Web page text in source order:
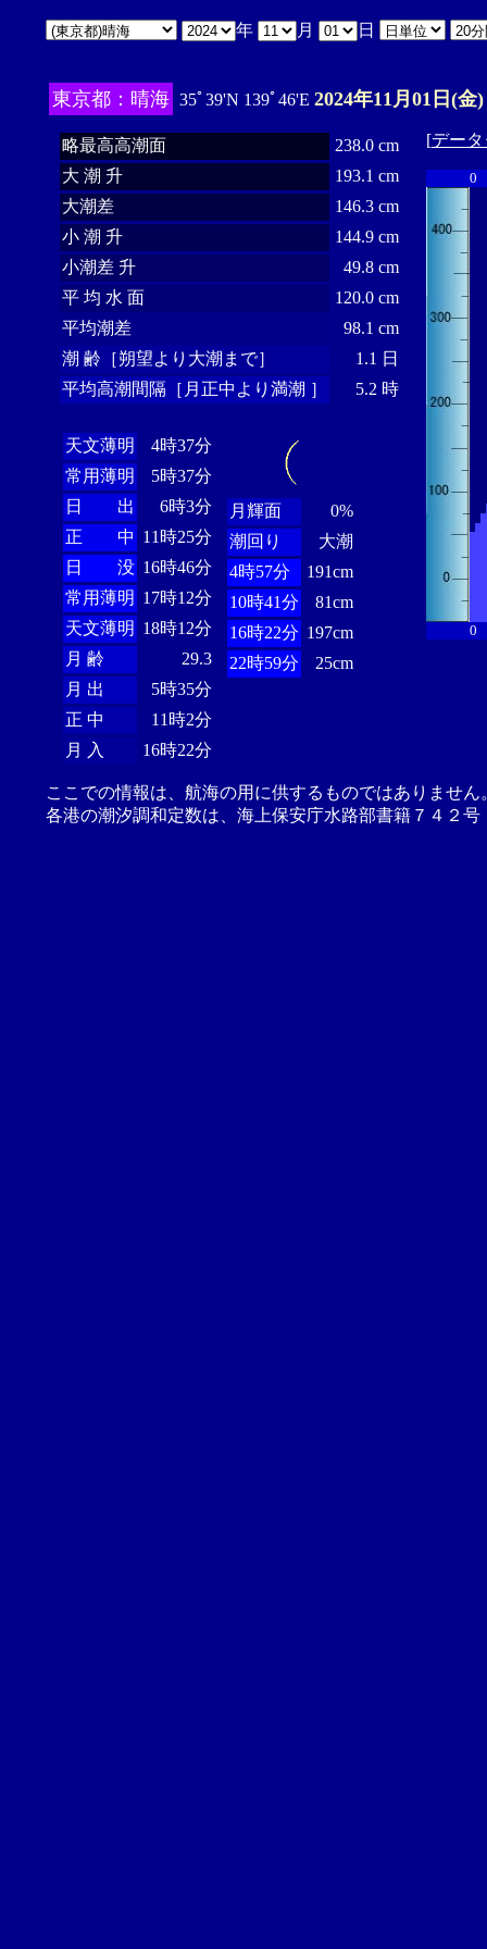
年 月 日
東京都：晴海 35ﾟ39'N 139ﾟ46'E 2024年11月01日(金)
略最高高潮面
238.0 cm
大 潮 升
193.1 cm
大潮差
146.3 cm
小 潮 升
144.9 cm
小潮差 升
49.8 cm
平 均 水 面
120.0 cm
平均潮差
98.1 cm
潮 齢［朔望より大潮まで］
1.1 日
平均高潮間隔［月正中より満潮 ］
5.2 時
天文薄明
4時37分
常用薄明
5時37分
日 出
6時3分
正 中 11時25分
日 没 16時46分
常用薄明 17時12分
天文薄明 18時12分
月 齢
29.3
月 出
5時35分
正 中
11時2分
月 入
16時22分
月輝面
0%
潮回り
大潮
4時57分
191cm
10時41分
81cm
16時22分 197cm
22時59分
25cm
[デー
0
0
ここでの情報は、航海の用に供するものではありませ
各港の潮汐調和定数は、海上保安庁水路部書籍７４２